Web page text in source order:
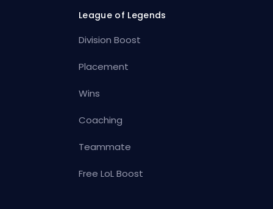
League of Legends
Division Boost
Placement
Wins
Coaching
Teammate
Free LoL Boost